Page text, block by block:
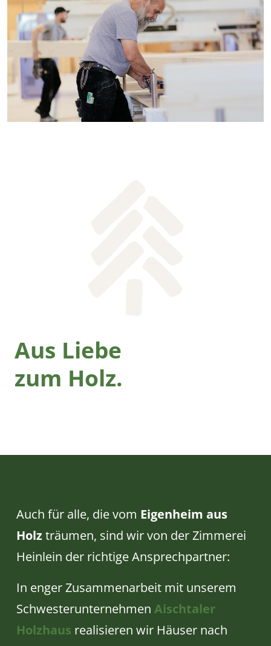
Aus Liebe
zum Holz.
Auch für alle, die vom Eigenheim aus
Holzträumen, sind wir von der Zimmerei
Heinlein der richtige Ansprechpartner:
In enger Zusammenarbeit mit unserem
Schwesterunternehmen Aischtaler
Holzhaus realisieren wir Häuser nach